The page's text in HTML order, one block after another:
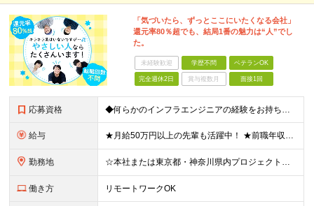
「気づいたら、ずっとここにいたくなる会社」
還元率80％超でも、結局1番の魅力は“人”でし
た。
未経験歓迎 学歴不問 ベテランOK
完全週休2日 賞与複数月 面接1回
応募資格 ◆何らかのインフラエンジニアの経験をお持ちの方 ┗設計・構築経験だけではなく、運用・保守経験があるという方も、お気軽にご応募ください！ ┗ブランク・転職回数は不問です！ ┗ネガティブな応募理由も歓迎で
給与 ★月給50万円以上の先輩も活躍中！ ★前職年収から80万円以上UP保証 月給35万円～ ※月給には固定残業代を含む(月20時間分/2万6000円～/超過分別途支給） ※残業がなくても上記支給(基本残
勤務地 ☆本社または東京都・神奈川県内プロジェクト先での勤務となります ☆リモートワークOKの案件も多数あります(応相談) ☆転居を伴う転勤はありません ☆九州地方、北陸地方、北海道からの転職者も多数在籍！/
働き方 リモートワークOK